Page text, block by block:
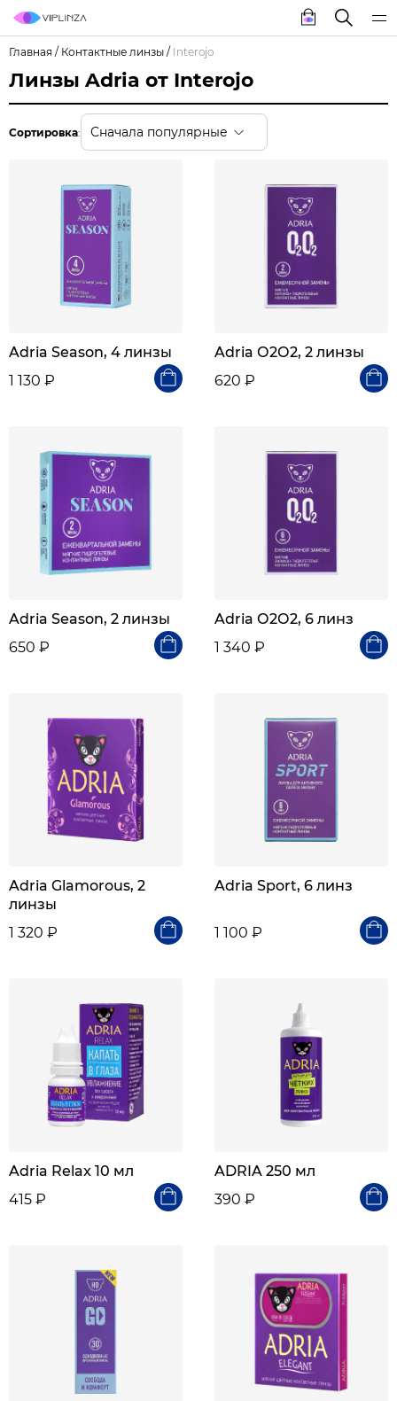
Главная / Контактные линзы / Interojo
Линзы Adria от Interojo
Сортировка: Сначала популярные
Adria Season, 4 линзы
1 130 ₽
Adria О2О2, 2 линзы
620 ₽
Adria Season, 2 линзы
650 ₽
Adria О2О2, 6 линз
1 340 ₽
Adria Glamorous, 2
линзы
1 320 ₽
Adria Sport, 6 линз
1 100 ₽
Adria Relax 10 мл
415 ₽
ADRIA 250 мл
390 ₽